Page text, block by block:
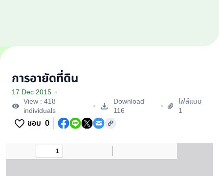
การอายัดที่ดิน
17 Dec 2015
View : 418
individuals
Download
116
ไฟล์แนบ
1
ชอบ 0